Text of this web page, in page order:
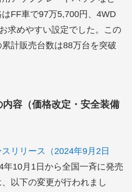
FF車で97万5,700円、4WD
求めやすい設定でした。この
計販売台数は88万台を突破
容（価格改定・安全装備
リリース（2024年9月2日
年10月1日から全国一斉に発売
以下の変更が行われまし